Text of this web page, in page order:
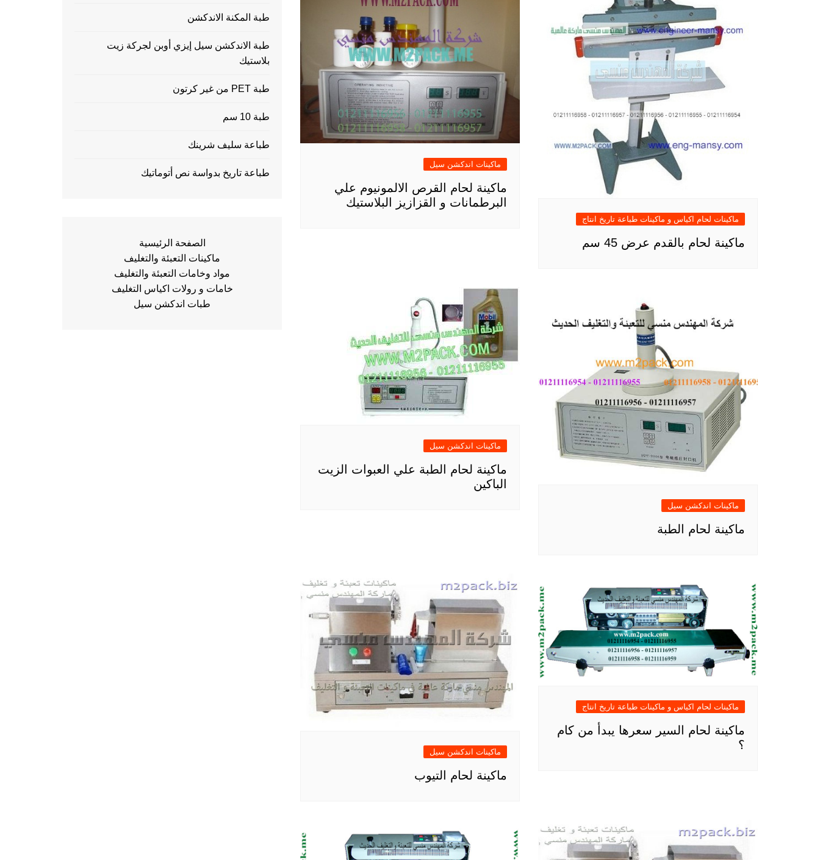
ماكينات لحام اكياس و ماكينات طباعة تاريخ انتاج
ماكينة لحام بالقدم عرض 45 سم
ماكينات اندكشن سيل
ماكينة لحام القرص الالمونيوم علي
البرطمانات و القزازيز البلاستيك
ماكينات اندكشن سيل
ماكينة لحام الطبة
ماكينات اندكشن سيل
ماكينة لحام الطبة علي العبوات الزيت
الباكين
ماكينات لحام اكياس و ماكينات طباعة تاريخ انتاج
ماكينة لحام السير سعرها يبدأ من كام
؟
ماكينات اندكشن سيل
ماكينة لحام التيوب
طبة المكنة الاندكشن
طبة الاندكشن سيل إيزي أوبن لجركة زيت
بلاستيك
طبة PET من غير كرتون
طبة 10 سم
طباعة سليف شرينك
طباعة تاريخ بدواسة نص أتوماتيك
الصفحة الرئيسية
ماكينات التعبئة والتغليف
مواد وخامات التعبئة والتغليف
خامات و رولات اكياس التغليف
طبات اندكشن سيل